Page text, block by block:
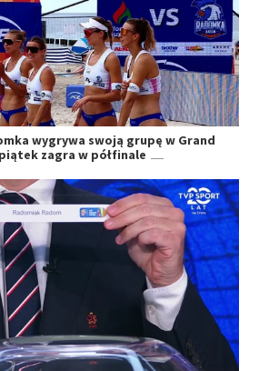
wygrywa swoją grupę w Grand
zagra w półfinale